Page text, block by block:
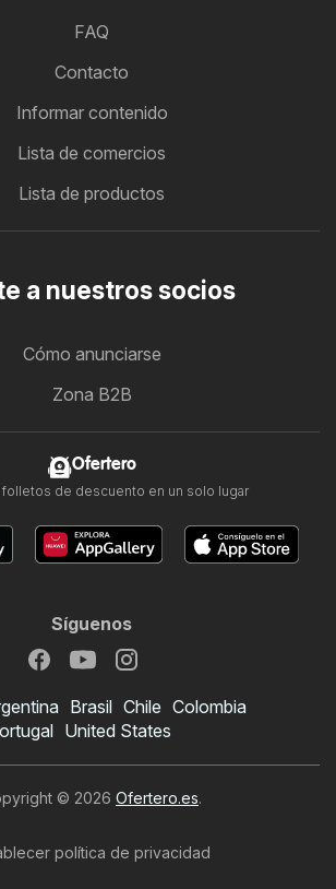
FAQ
Contacto
Informar contenido
Lista de comercios
Lista de productos
a nuestros socios
Cómo anunciarse
Zona B2B
Ofertero
de descuento en un solo lugar
Síguenos
Brasil Chile Colombia
United States
© 2026 Ofertero.es.
política de privacidad